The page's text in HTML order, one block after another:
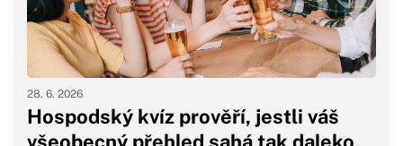
Hospodský kvíz prověří, jestli váš
všeobecný přehled sahá tak daleko,
28. 6. 2026